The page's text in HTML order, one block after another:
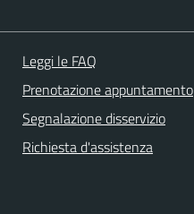
Leggi le FAQ
Prenotazione appuntamento
Segnalazione disservizio
Richiesta d'assistenza